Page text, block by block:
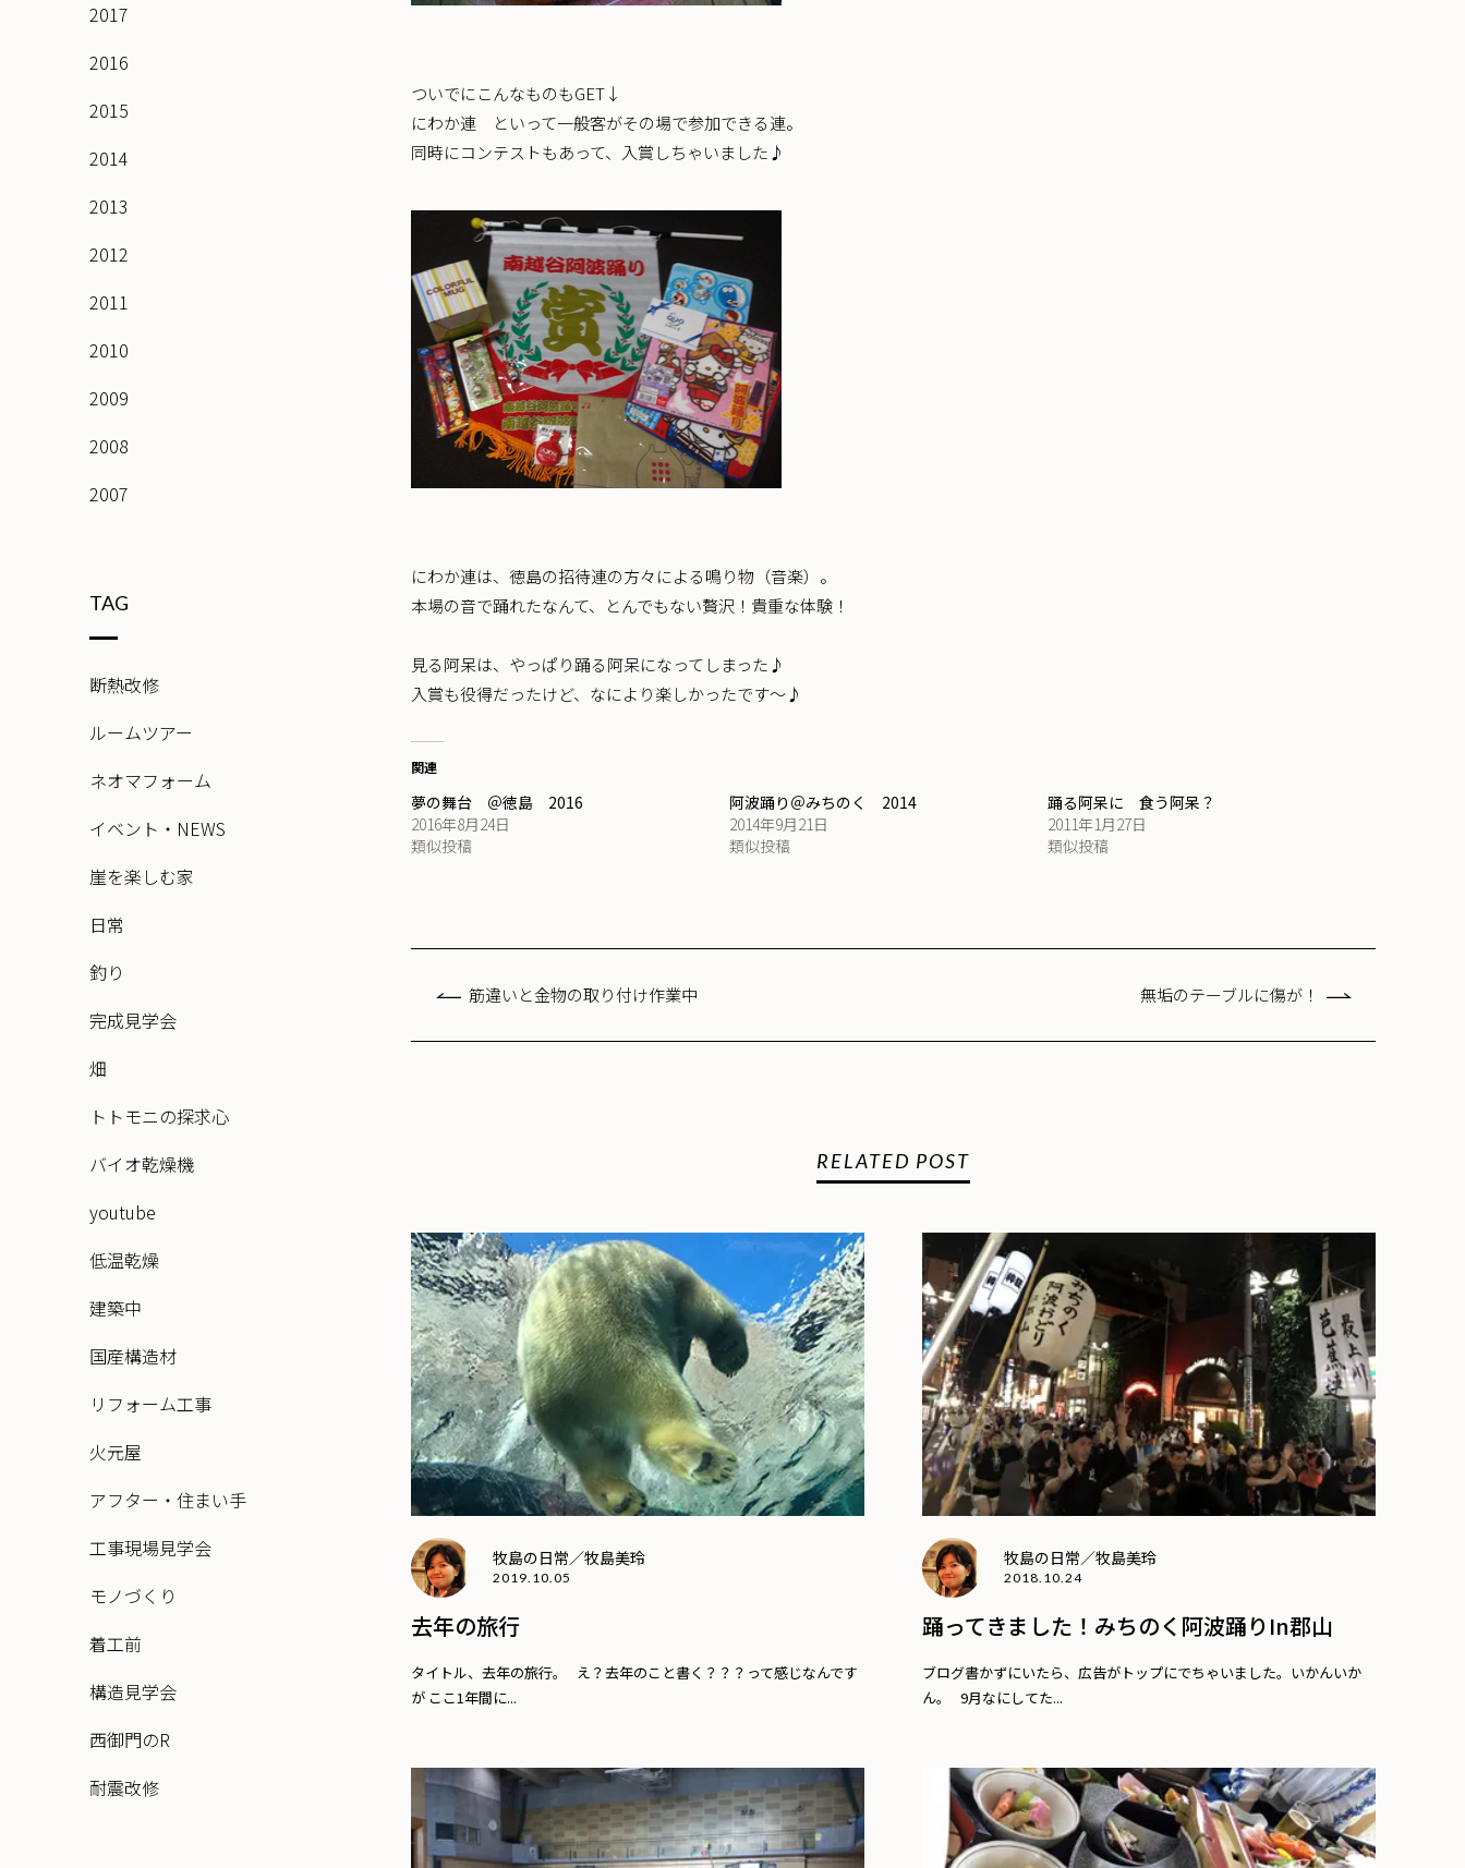
ついでにこんなものもGET↓
にわか連 といって一般客がその場で参加できる連。
同時にコンテストもあって、入賞しちゃいました♪
にわか連は、徳島の招待連の方々による鳴り物（音楽）。
本場の音で踊れたなんて、とんでもない贅沢！貴重な体験！
見る阿呆は、やっぱり踊る阿呆になってしまった♪
入賞も役得だったけど、なにより楽しかったです～♪
関連
夢の舞台 ＠徳島 2016
2016年8月24日
類似投稿
阿波踊り＠みちのく 2014
2014年9月21日
類似投稿
踊る阿呆に 食う阿呆？
2011年1月27日
類似投稿
筋違いと金物の取り付け作業中 無垢のテーブルに傷が！
RELATED POST
牧島の日常／牧島美玲
2019.10.05
去年の旅行
タイトル、去年の旅行。 え？去年のこと書く？？？って感じなんです
が ここ1年間に...
牧島の日常／牧島美玲
2018.10.24
踊ってきました！みちのく阿波踊りin郡山
ブログ書かずにいたら、広告がトップにでちゃいました。いかんいか
ん。 9月なにしてた...
2017
2016
2015
2014
2013
2012
2011
2010
2009
2008
2007
TAG
断熱改修
ルームツアー
ネオマフォーム
イベント・NEWS
崖を楽しむ家
日常
釣り
完成見学会
畑
トトモニの探求心
バイオ乾燥機
youtube
低温乾燥
建築中
国産構造材
リフォーム工事
火元屋
アフター・住まい手
工事現場見学会
モノづくり
着工前
構造見学会
西御門のR
耐震改修